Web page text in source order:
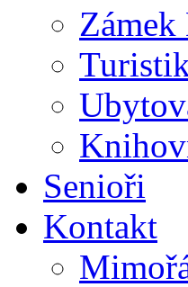
Zámek
Senioři
Kontakt